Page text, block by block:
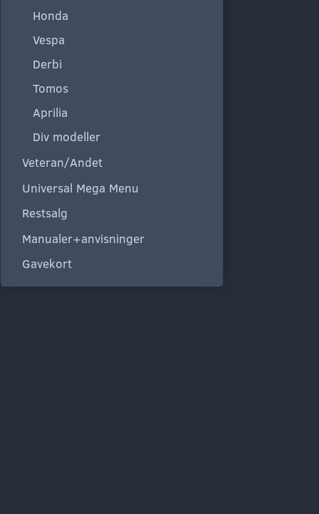
Honda
Vespa
Derbi
Tomos
Aprilia
Div modeller
Veteran/Andet
Universal Mega Menu
Restsalg
Manualer+anvisninger
Gavekort